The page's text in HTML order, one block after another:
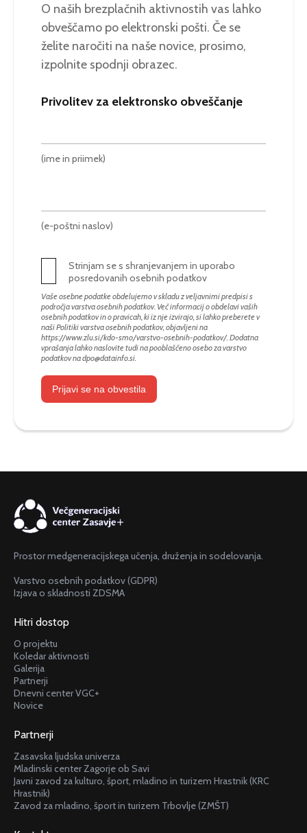
O naših brezplačnih aktivnostih vas lahko
obveščamo po elektronski pošti. Če se
želite naročiti na naše novice, prosimo,
izpolnite spodnji obrazec.
Privolitev za elektronsko obveščanje
(ime in priimek)
(e-poštni naslov)
Strinjam se s shranjevanjem in uporabo
posredovanih osebnih podatkov
Vaše osebne podatke obdelujemo v skladu z veljavnimi predpisi s
področja varstva osebnih podatkov. Več informacij o obdelavi vaših
osebnih podatkov in o pravicah, ki iz nje izvirajo, si lahko preberete v
naši Politiki varstva osebnih podatkov, objavljeni na
https://www.zlu.si/kdo-smo/varstvo-osebnih-podatkov/. Dodatna
vprašanja lahko naslovite tudi na pooblaščeno osebo za varstvo
podatkov nadpo@datainfo.si
Prijavi se na obvestila
Prostor medgeneracijskega učenja, druženja in sodelovanja.
Varstvo osebnih podatkov (GDPR)
Izjava o skladnosti ZDSMA
Hitri dostop
O projektu
Koledar aktivnosti
Galerija
Partnerji
Dnevni center VGC+
Novice
Partnerji
Zasavska ljudska univerza
Mladinski center Zagorje ob Savi
Javni zavod za kulturo, šport, mladino in turizem Hrastnik (KRC
Hrastnik)
Zavod za mladino, šport in turizem Trbovlje (ZMŠT)